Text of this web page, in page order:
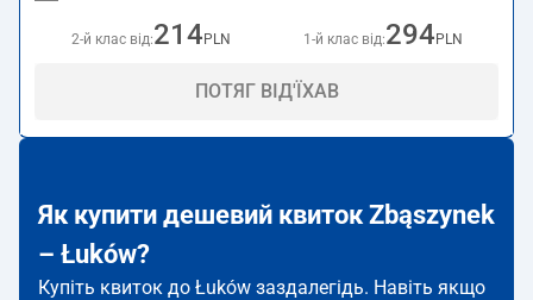
2-й клас від:214 PLN 1-й клас від:294 PLN
ПОТЯГ ВІД'ЇХАВ
Як купити дешевий квиток Zbąszynek
– Łuków?
Купіть квиток до Łuków заздалегідь. Навіть якщо